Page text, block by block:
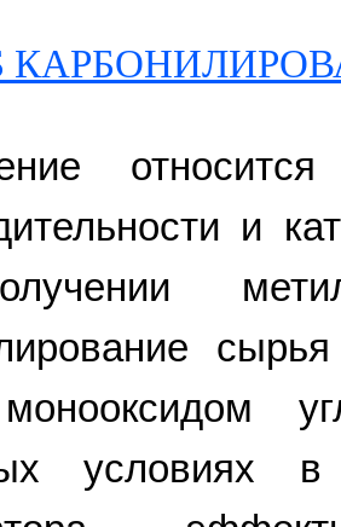
и
условиях в